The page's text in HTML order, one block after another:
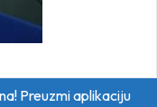
Preuzmi aplikaciju